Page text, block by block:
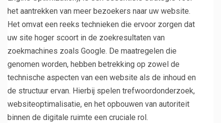
het aantrekken van meer bezoekers naar uw website.
Het omvat een reeks technieken die ervoor zorgen dat
uw site hoger scoort in de zoekresultaten van
zoekmachines zoals Google. De maatregelen die
genomen worden, hebben betrekking op zowel de
technische aspecten van een website als de inhoud en
de structuur ervan. Hierbij spelen trefwoordonderzoek,
websiteoptimalisatie, en het opbouwen van autoriteit
binnen de digitale ruimte een cruciale rol.